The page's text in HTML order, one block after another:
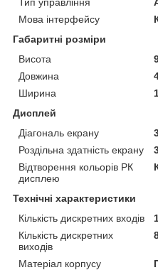
Мова інтерфейсу
Габаритні розміри
Висота
Довжина
Ширина
Дисплей
Діагональ екрану
Роздільна здатність екрану
Відтворення кольорів РК
дисплею
Технічні характеристики
Кількість дискретних входів
Кількість дискретних
виходів
Матеріал корпусу